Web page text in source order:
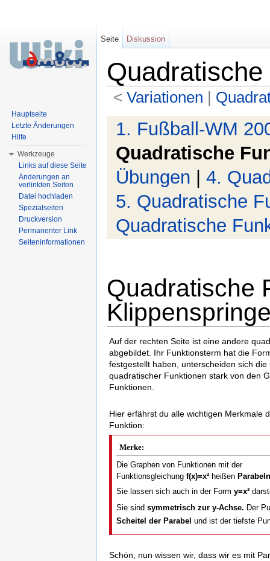
< Variationen ‎ |
1. Fußball-WM
Quadratische
Übungen | 4.
5. Quadratische
Quadratische
Quadratische
Auf der rechten Seite ist eine andere
abgebildet. Ihr Funktionsterm hat die
festgestellt haben, unterscheiden sich die
quadratischer Funktionen stark von den
Funktionen.
Hier erfährst du alle wichtigen Merkmale
Funktion:
Merke:
Die Graphen von Funktionen mit der
Funktionsgleichung f(x)=x² heißen Parabeln
Sie lassen sich auch in der Form y=x²
Sie sind symmetrisch zur y-Achse. Der
Scheitel der Parabel und ist der tiefste
Schön, nun wissen wir, dass wir es mit
Seite Diskussion
Hauptseite
Letzte Änderungen
Hilfe
Werkzeuge
Links auf diese Seite
Änderungen an
verlinkten Seiten
Datei hochladen
Spezialseiten
Druckversion
Permanenter Link
Seiteninformationen